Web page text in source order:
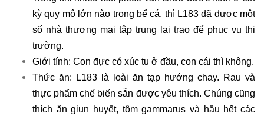
kỳ quy mô lớn nào trong bể cá, thì L183 đã được một
số nhà thương mại tập trung lai trạo để phục vụ thị
trường.
Giới tính: Con đực có xúc tu ở đầu, con cái thì không.
Thức ăn: L183 là loài ăn tạp hướng chay. Rau và
thực phẩm chế biến sẵn được yêu thích. Chúng cũng
thích ăn giun huyết, tôm gammarus và hầu hết các